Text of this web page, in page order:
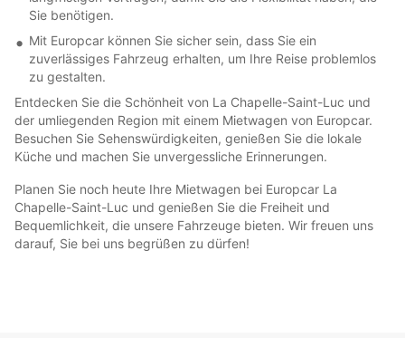
Sie benötigen.
Mit Europcar können Sie sicher sein, dass Sie ein
zuverlässiges Fahrzeug erhalten, um Ihre Reise problemlos
zu gestalten.
Entdecken Sie die Schönheit von La Chapelle-Saint-Luc und
der umliegenden Region mit einem Mietwagen von Europcar.
Besuchen Sie Sehenswürdigkeiten, genießen Sie die lokale
Küche und machen Sie unvergessliche Erinnerungen.
Planen Sie noch heute Ihre Mietwagen bei Europcar La
Chapelle-Saint-Luc und genießen Sie die Freiheit und
Bequemlichkeit, die unsere Fahrzeuge bieten. Wir freuen uns
darauf, Sie bei uns begrüßen zu dürfen!